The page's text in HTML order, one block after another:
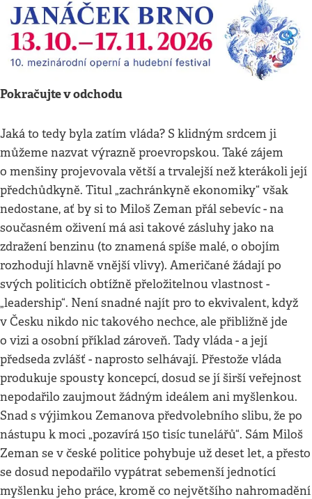
Pokračujte v odchodu
Jaká to tedy byla zatím vláda? S klidným srdcem ji
můžeme nazvat výrazně proevropskou. Také zájem
o menšiny projevovala větší a trvalejší než kterákoli její
předchůdkyně. Titul „zachránkyně ekonomiky“ však
nedostane, ať by si to Miloš Zeman přál sebevíc - na
současném oživení má asi takové zásluhy jako na
zdražení benzinu (to znamená spíše malé, o obojím
rozhodují hlavně vnější vlivy). Američané žádají po
svých politicích obtížně přeložitelnou vlastnost -
„leadership“. Není snadné najít pro to ekvivalent, když
v Česku nikdo nic takového nechce, ale přibližně jde
o vizi a osobní příklad zároveň. Tady vláda - a její
předseda zvlášť - naprosto selhávají. Přestože vláda
produkuje spousty koncepcí, dosud se jí širší veřejnost
nepodařilo zaujmout žádným ideálem ani myšlenkou.
Snad s výjimkou Zemanova předvolebního slibu, že po
nástupu k moci „pozavírá 150 tisíc tunelářů“. Sám Miloš
Zeman se v české politice pohybuje už deset let, a přesto
se dosud nepodařilo vypátrat sebemenší jednotící
myšlenku jeho práce, kromě co největšího nahromadění